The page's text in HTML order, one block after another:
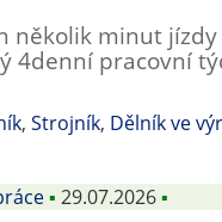
několik minut
4denní pracovní
, Strojník, Dělník ve
▪ 29.07.2026▪